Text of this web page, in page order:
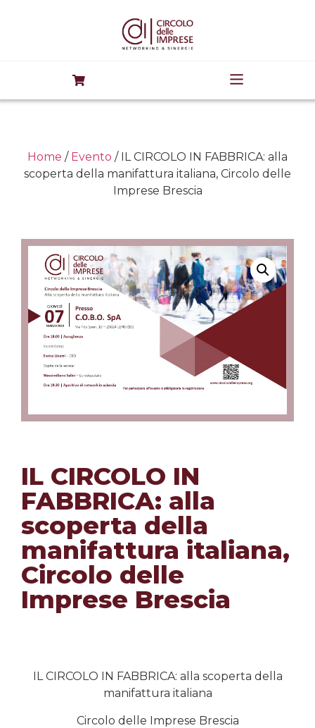
Home / Evento / IL CIRCOLO IN FABBRICA: alla
scoperta della manifattura italiana, Circolo delle
Imprese Brescia
IL CIRCOLO IN
FABBRICA: alla
scoperta della
manifattura italiana,
Circolo delle
Imprese Brescia
IL CIRCOLO IN FABBRICA: alla scoperta della
manifattura italiana
Circolo delle Imprese Brescia